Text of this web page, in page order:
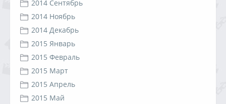
2014 Сентябрь
2014 Ноябрь
2014 Декабрь
2015 Январь
2015 Февраль
2015 Март
2015 Апрель
2015 Май